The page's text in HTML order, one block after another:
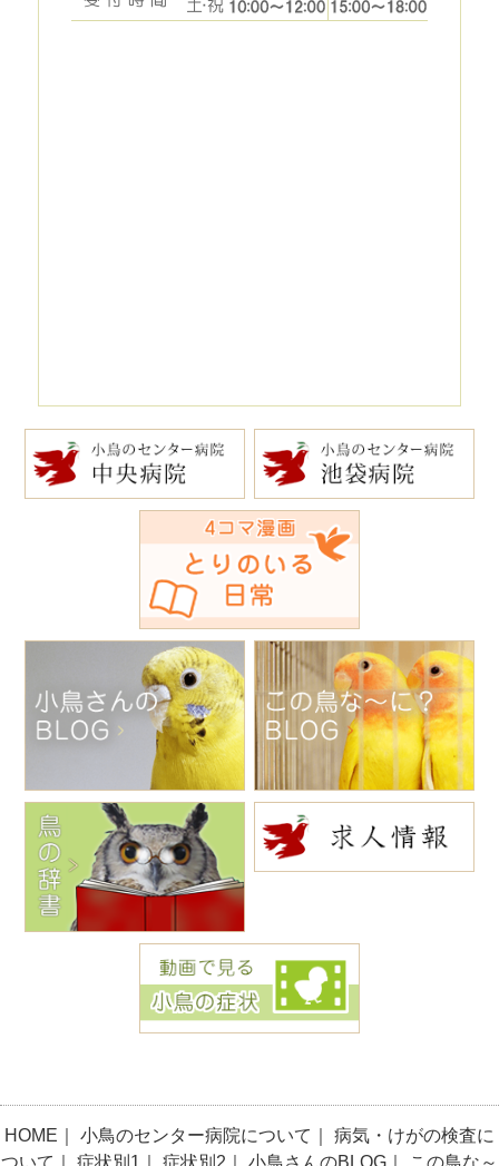
HOME 小鳥のセンター病院について
病気・けがの検査に
ついて
症状別1 症状別2 小鳥さんのBLOG この鳥な～